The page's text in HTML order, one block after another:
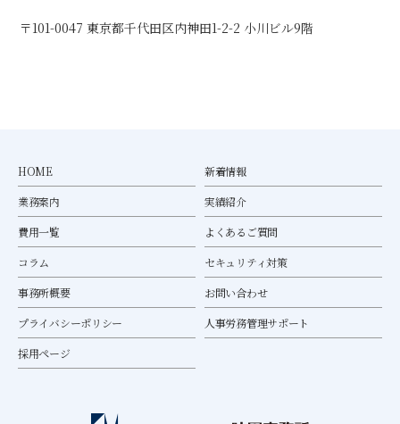
〒101-0047 東京都千代田区内神田1-2-2 小川ビル9階
HOME
新着情報
業務案内
実績紹介
費用一覧
よくあるご質問
コラム
セキュリティ対策
事務所概要
お問い合わせ
プライバシーポリシー
人事労務管理サポート
採用ページ